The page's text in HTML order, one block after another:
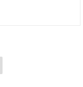
气味分析采样。可